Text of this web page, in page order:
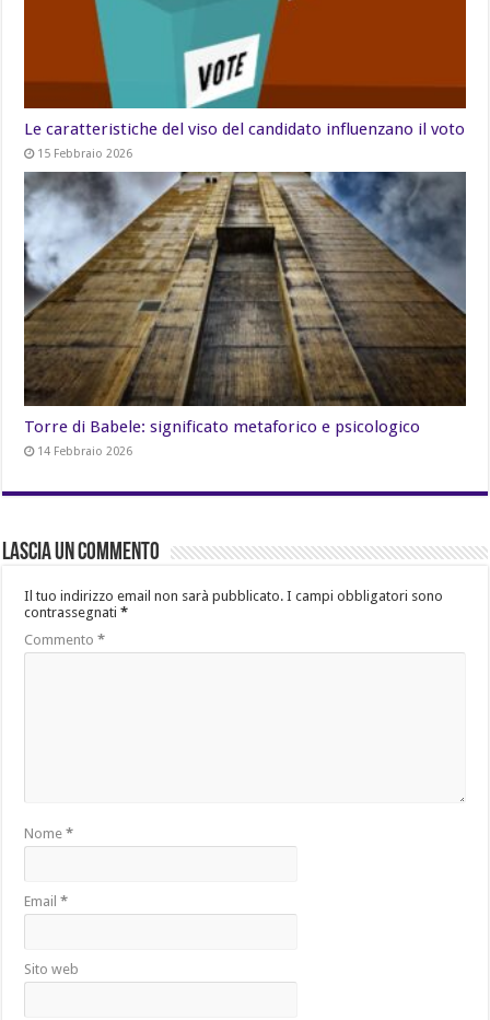
Le caratteristiche del viso del candidato influenzano il voto
15 Febbraio 2026
Torre di Babele: significato metaforico e psicologico
14 Febbraio 2026
Lascia un commento
Il tuo indirizzo email non sarà pubblicato. I campi obbligatori sono
contrassegnati*
Commento*
Nome*
Email*
Sito web